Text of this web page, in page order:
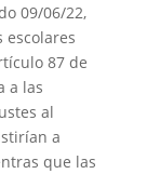
09/06/22,
escolares
87 de
a las
al
a
que las